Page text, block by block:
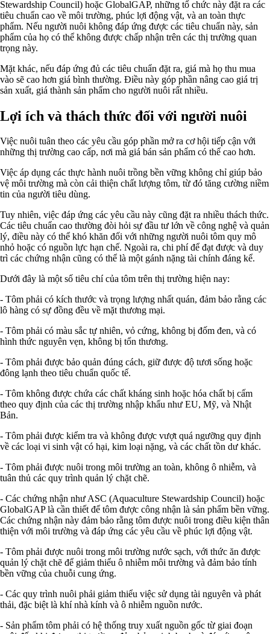
Stewardship Council) hoặc GlobalGAP, những tổ chức này đặt ra các
tiêu chuẩn cao về môi trường, phúc lợi động vật, và an toàn thực
phẩm. Nếu người nuôi không đáp ứng được các tiêu chuẩn này, sản
phẩm của họ có thể không được chấp nhận trên các thị trường quan
trọng này.
Mặt khác, nếu đáp ứng đủ các tiêu chuẩn đặt ra, giá mà họ thu mua
vào sẽ cao hơn giá bình thường. Điều này góp phần nâng cao giá trị
sản xuất, giá thành sản phẩm cho người nuôi rất nhiều.
Lợi ích và thách thức đối với người nuôi
Việc nuôi tuân theo các yêu cầu góp phần mở ra cơ hội tiếp cận với
những thị trường cao cấp, nơi mà giá bán sản phẩm có thể cao hơn.
Việc áp dụng các thực hành nuôi trồng bền vững không chỉ giúp bảo
vệ môi trường mà còn cải thiện chất lượng tôm, từ đó tăng cường niềm
tin của người tiêu dùng.
Tuy nhiên, việc đáp ứng các yêu cầu này cũng đặt ra nhiều thách thức.
Các tiêu chuẩn cao thường đòi hỏi sự đầu tư lớn về công nghệ và quản
lý, điều này có thể khó khăn đối với những người nuôi tôm quy mô
nhỏ hoặc có nguồn lực hạn chế. Ngoài ra, chi phí để đạt được và duy
trì các chứng nhận cũng có thể là một gánh nặng tài chính đáng kể.
Dưới đây là một số tiêu chí của tôm trên thị trường hiện nay:
- Tôm phải có kích thước và trọng lượng nhất quán, đảm bảo rằng các
lô hàng có sự đồng đều về mặt thương mại.
- Tôm phải có màu sắc tự nhiên, vỏ cứng, không bị đốm đen, và có
hình thức nguyên vẹn, không bị tổn thương.
- Tôm phải được bảo quản đúng cách, giữ được độ tươi sống hoặc
đông lạnh theo tiêu chuẩn quốc tế.
- Tôm không được chứa các chất kháng sinh hoặc hóa chất bị cấm
theo quy định của các thị trường nhập khẩu như EU, Mỹ, và Nhật
Bản.
- Tôm phải được kiểm tra và không được vượt quá ngưỡng quy định
về các loại vi sinh vật có hại, kim loại nặng, và các chất tồn dư khác.
- Tôm phải được nuôi trong môi trường an toàn, không ô nhiễm, và
tuân thủ các quy trình quản lý chặt chẽ.
- Các chứng nhận như ASC (Aquaculture Stewardship Council) hoặc
GlobalGAP là cần thiết để tôm được công nhận là sản phẩm bền vững.
Các chứng nhận này đảm bảo rằng tôm được nuôi trong điều kiện thân
thiện với môi trường và đáp ứng các yêu cầu về phúc lợi động vật.
- Tôm phải được nuôi trong môi trường nước sạch, với thức ăn được
quản lý chặt chẽ để giảm thiểu ô nhiễm môi trường và đảm bảo tính
bền vững của chuỗi cung ứng.
- Các quy trình nuôi phải giảm thiểu việc sử dụng tài nguyên và phát
thải, đặc biệt là khí nhà kính và ô nhiễm nguồn nước.
- Sản phẩm tôm phải có hệ thống truy xuất nguồn gốc từ giai đoạn